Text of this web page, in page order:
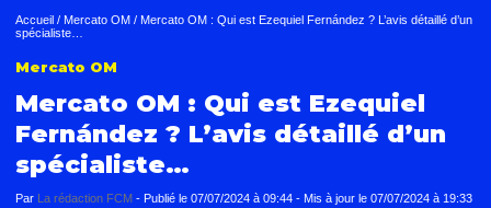
Accueil / Mercato OM / Mercato OM : Qui est Ezequiel Fernández ? L’avis détaillé d’un
spécialiste…
Mercato OM
Mercato OM : Qui est Ezequiel
Fernández ? L’avis détaillé d’un
spécialiste…
Par La rédaction FCM - Publié le 07/07/2024 à 09:44 - Mis à jour le 07/07/2024 à 19:33